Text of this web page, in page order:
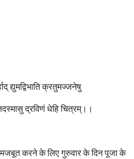
द्युमद्विभाति क्रतुमज्जनेषु
द्रविणं धेहि चित्रम्।।
करने के लिए गुरुवार के दिन पूजा के